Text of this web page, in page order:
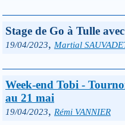
Stage de Go à Tulle
19/04/2023, Martial
Week-end Tobi -
au 21 mai
19/04/2023, Rémi VANNIER